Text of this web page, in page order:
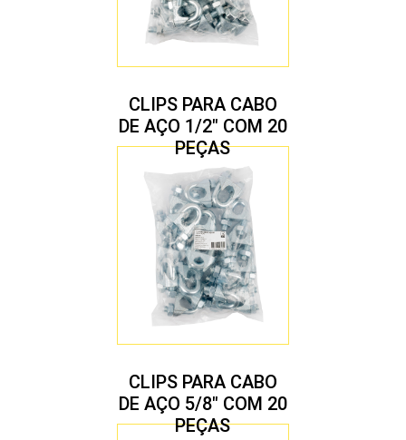
CLIPS PARA CABO
DE AÇO 1/2″ COM 20
PEÇAS
CLIPS PARA CABO
DE AÇO 5/8″ COM 20
PEÇAS